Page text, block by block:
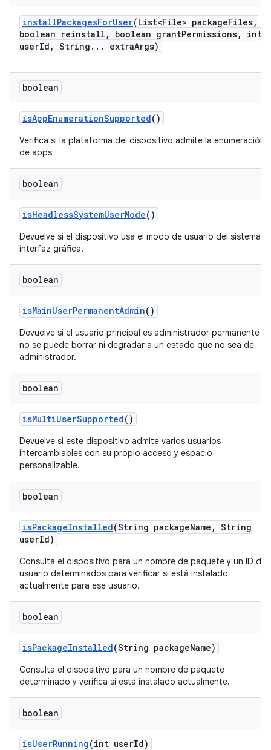
installPackagesForUser(List<File> packageFiles,
boolean reinstall , boolean grantPermissions,
int
userId , String . . . extraArgs)
boolean
isAppEnumerationSupported()
Verifica si la plataforma del dispositivo admite la enumeración
de apps
boolean
isHeadlessSystemUserMode()
Devuelve si el dispositivo usa el modo de usuario del sistema
interfaz gráfica.
boolean
isMainUserPermanentAdmin()
Devuelve si el usuario principal es administrador permanente y
no se puede borrar ni degradar a un estado que no sea de
administrador.
boolean
isMultiUserSupported()
Devuelve si este dispositivo admite varios usuarios
intercambiables con su propio acceso y espacio
personalizable.
boolean
isPackageInstalled(String packageName , String
userId)
Consulta el dispositivo para un nombre de paquete y un ID de
usuario determinados para verificar si está instalado
actualmente para ese usuario.
boolean
isPackageInstalled(String packageName)
Consulta el dispositivo para un nombre de paquete
determinado y verifica si está instalado actualmente.
boolean
isUserRunning(int userId)